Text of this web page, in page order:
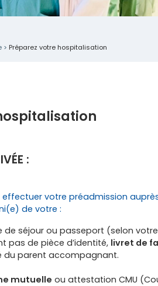
> Préparez votre hospitalisation
:
votre préadmission
de votre :
de séjour ou passeport (selon
pas de pièce d’identité, livret de
du parent accompagnant.
mutuelle ou attestation CMU